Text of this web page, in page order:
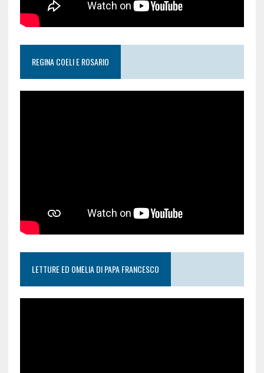
REGINA COELI E ROSARIO
LETTURE ED OMELIA DI PAPA FRANCESCO